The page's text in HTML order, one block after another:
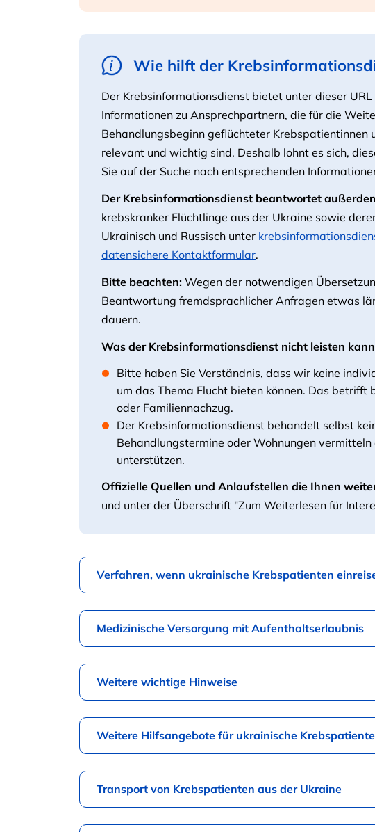
Wie hilft der
Der Krebsinformationsdienst bietet unter dieser
Informationen zu Ansprechpartnern, die für die
Behandlungsbeginn geflüchteter Krebspatientinnen
relevant und wichtig sind. Deshalb lohnt es sich,
Sie auf der Suche nach entsprechenden
Der Krebsinformationsdienst beantwortet
krebskranker Flüchtlinge aus der Ukraine sowie
Ukrainisch und Russisch unter
datensichere Kontaktformular.
Bitte beachten: Wegen der notwendigen
Beantwortung fremdsprachlicher Anfragen etwas
dauern.
Was der Krebsinformationsdienst nicht leisten
Bitte haben Sie Verständnis, dass wir keine
um das Thema Flucht bieten können. Das betrifft
oder Familiennachzug.
Der Krebsinformationsdienst behandelt selbst
Behandlungstermine oder Wohnungen
unterstützen.
Offizielle Quellen und Anlaufstellen die Ihnen
und unter der Überschrift "Zum Weiterlesen für
Verfahren, wenn ukrainische Krebspatienten
Medizinische Versorgung mit Aufenthaltserlaubnis
Weitere wichtige Hinweise
Weitere Hilfsangebote für ukrainische
Transport von Krebspatienten aus der Ukraine